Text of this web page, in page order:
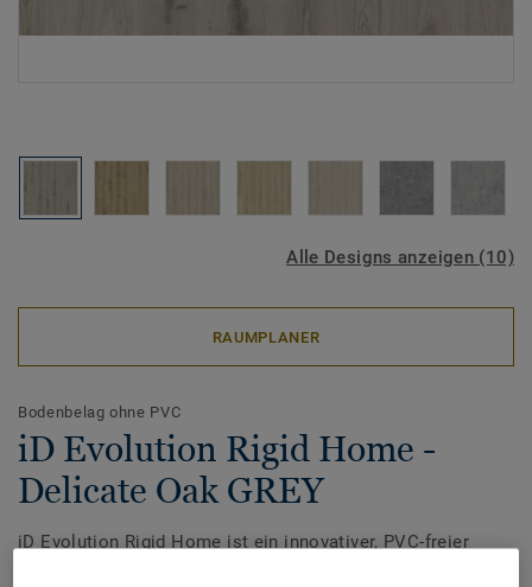
Alle Designs anzeigen (10)
RAUMPLANER
Bodenbelag ohne PVC
iD Evolution Rigid Home -
Delicate Oak GREY
iD Evolution Rigid Home ist ein innovativer, PVC-freier